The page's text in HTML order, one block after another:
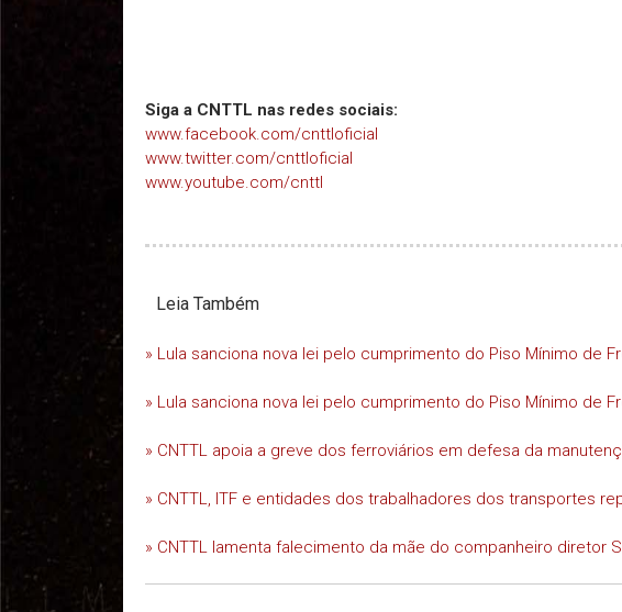
Siga a CNTTL nas redes sociais:
www.facebook.com/cnttloficial
www.twitter.com/cnttloficial
www.youtube.com/cnttl
Leia Também
» Lula sanciona nova lei pelo cumprimento do Piso Mínimo de
» Lula sanciona nova lei pelo cumprimento do Piso Mínimo de
» CNTTL apoia a greve dos ferroviários em defesa da
» CNTTL, ITF e entidades dos trabalhadores dos transportes
» CNTTL lamenta falecimento da mãe do companheiro diretor